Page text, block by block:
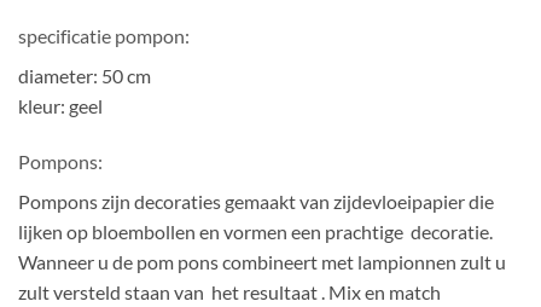
specificatie pompon:
diameter: 50 cm
kleur: geel
Pompons:
Pompons zijn decoraties gemaakt van zijdevloeipapier die
lijken op bloembollen en vormen een prachtige decoratie.
Wanneer u de pom pons combineert met lampionnen zult u
zult versteld staan van het resultaat . Mix en match